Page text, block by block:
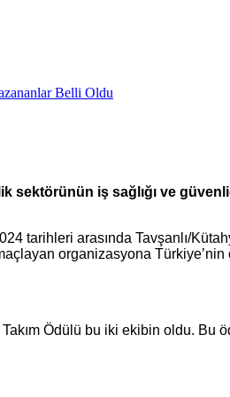
sektörünün iş sağlığı ve
tarihleri arasında Tavşanlı/
organizasyona
Ödülü bu iki ekibin oldu. Bu